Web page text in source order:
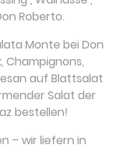
Roberto.
Monte bei Don
Champignons,
auf Blattsalat
Salat der
bestellen!
– wir liefern in